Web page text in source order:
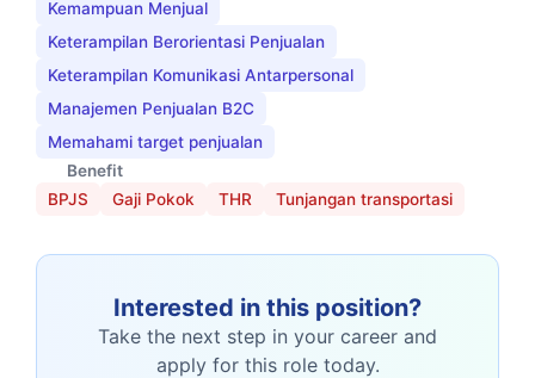
Kemampuan Menjual
Keterampilan Berorientasi Penjualan
Keterampilan Komunikasi Antarpersonal
Manajemen Penjualan B2C
Memahami target penjualan
Benefit
BPJS
Gaji Pokok THR Tunjangan transportasi
Interested in this position?
Take the next step in your career and
apply for this role today.